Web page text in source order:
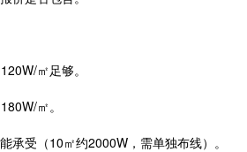
㎡足够。
㎡。
承受（10㎡约2000W，需单独布线）。